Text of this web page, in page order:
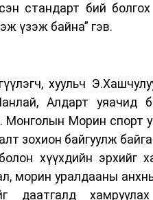
стандарт бий
үзэж байна” гэв.
хуульч
Алдарт уяачид
Монголын Морин спорт
зохион байгуулж
хүүхдийн эрхийг
морин уралдааны
даатгалд